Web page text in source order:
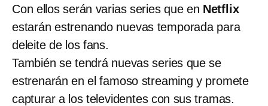
Con ellos serán varias series que en Netflix
estarán estrenando nuevas temporada para
deleite de los fans.
También se tendrá nuevas series que se
estrenarán en el famoso streaming y promete
capturar a los televidentes con sus tramas.